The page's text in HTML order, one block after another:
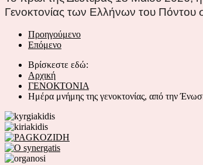
Γενοκτονίας των Ελλήνων του
Προηγούμενο
Επόμενο
Βρίσκεστε εδώ:
Αρχική
ΓΕΝΟΚΤΟΝΙΑ
Ημέρα μνήμης της γενοκτονίας, από την